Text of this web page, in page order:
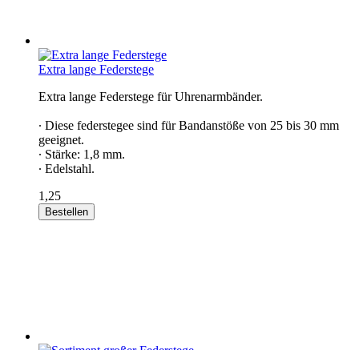
Extra lange Federstege
Extra lange Federstege für Uhrenarmbänder.
∙ Diese federstegee sind für Bandanstöße von 25 bis 30 mm
geeignet.
∙ Stärke: 1,8 mm.
∙ Edelstahl.
1,25
Bestellen